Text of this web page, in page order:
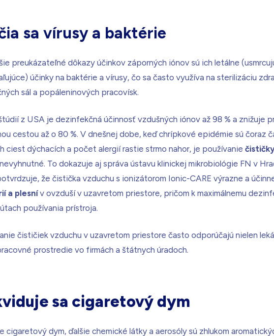
sa vírusy a baktérie
preukázateľné dôkazy účinkov záporných iónov sú ich letálne
účinky na baktérie a vírusy, čo sa často využíva na sterilizáciu
sál a popáleninových pracovísk.
z USA je dezinfekčná účinnosť vzdušných iónov až 98 % a znižuje
cestou až o 80 %. V dnešnej dobe, keď chrípkové epidémie sú čoraz
ciest dýchacích a počet alergií rastie strmo nahor, je používanie
To dokazuje aj správa ústavu klinickej mikrobiológie FN v
že čistička vzduchu s ionizátorom Ionic-CARE výrazne a
a plesnív ovzduší v uzavretom priestore, pričom k maximálnemu
používania prístroja.
čističiek vzduchu v uzavretom priestore často odporúčajú nielen
prostredie vo firmách a štátnych úradoch.
sa cigaretový dym
cigaretový dym, ďalšie chemické látky a aerosóly sú zhlukom